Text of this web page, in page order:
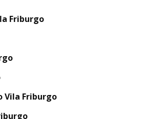
Friburgo
Vila Friburgo